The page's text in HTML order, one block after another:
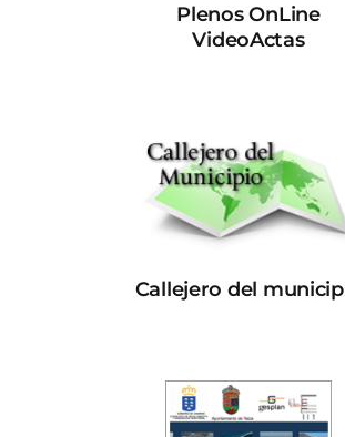
Plenos OnLine
VideoActas
Callejero del